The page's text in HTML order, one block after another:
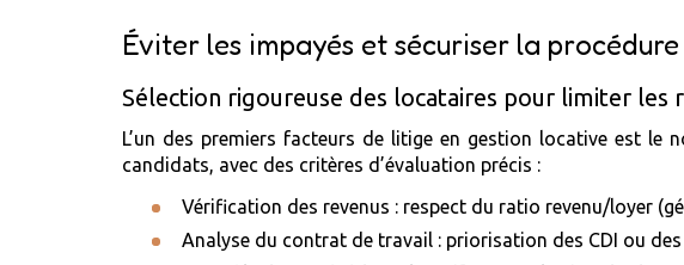
Éviter les impayés et sécuriser la procédure
Sélection rigoureuse des locataires pour limiter les
L’un des premiers facteurs de litige en gestion locative est le
candidats, avec des critères d’évaluation précis :
Vérification des revenus : respect du ratio revenu/loyer
Analyse du contrat de travail : priorisation des CDI ou